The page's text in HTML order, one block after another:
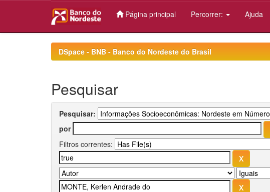
Página principal Percorrer: Ajuda
DSpace - BNB - Banco do Nordeste do Brasil
Pesquisar
Pesquisar:
por
Filtros correntes: